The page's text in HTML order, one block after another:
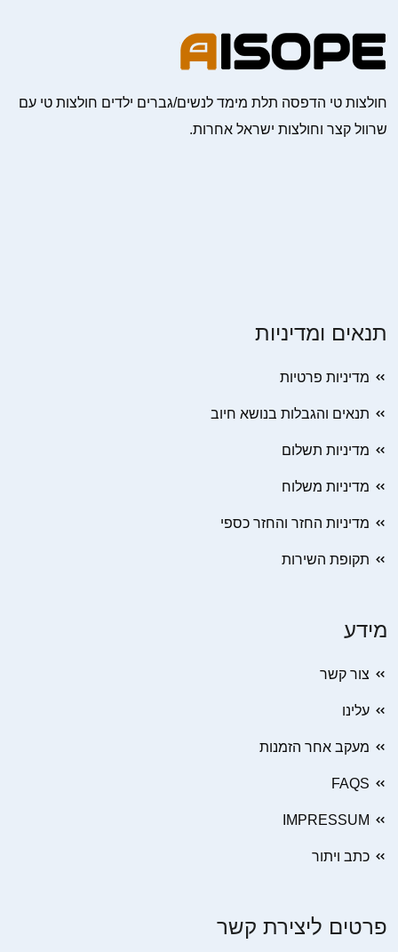
חולצות טי הדפסה תלת מימד לנשים/גברים ילדים חולצות טי עם
שרוול קצר וחולצות ישראל אחרות.
תנאים ומדיניות
מדיניות פרטיות
תנאים והגבלות בנושא חיוב
מדיניות תשלום
מדיניות משלוח
מדיניות החזר והחזר כספי
תקופת השירות
מידע
צור קשר
עלינו
מעקב אחר הזמנות
FAQS
IMPRESSUM
כתב ויתור
פרטים ליצירת קשר